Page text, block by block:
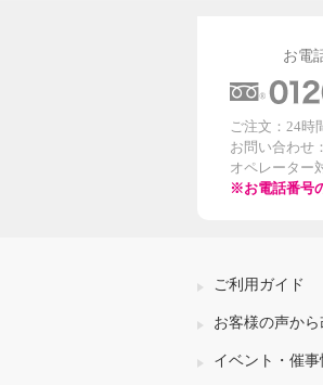
お電
ご注文：24時
お問い合わせ
オペレーター
※お電話番号
ご利用ガイド
お客様の声か
イベント・催事